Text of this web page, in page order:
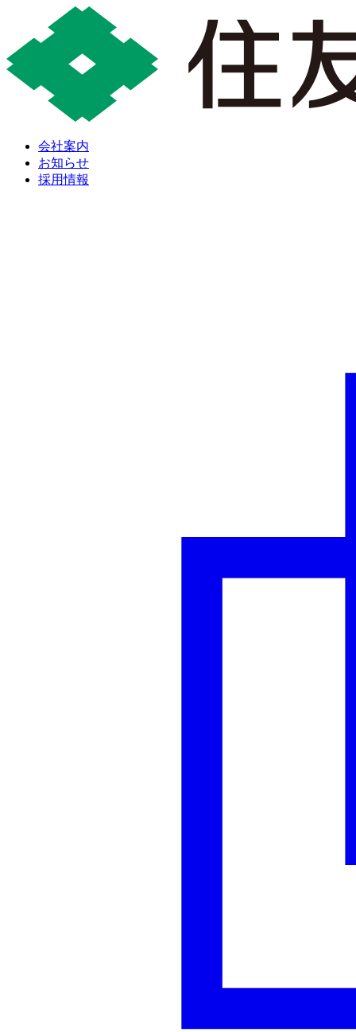
会社案内
お知らせ
採用情報